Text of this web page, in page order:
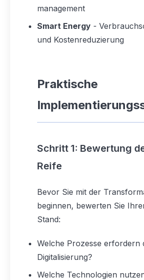
management
Smart Energy -
und Kostenreduzierung
Praktische
Schritt 1: Bewertung
Reife
Bevor Sie mit der
beginnen, bewerten Sie
Stand:
Welche Prozesse erfordern
Digitalisierung?
Welche Technologien